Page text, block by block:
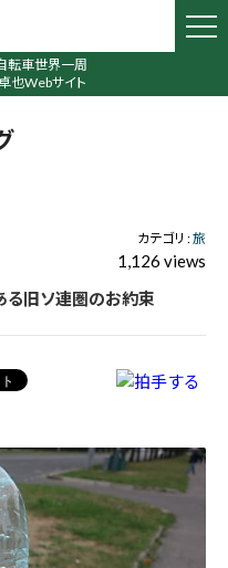
転車世界一周
也Webサイト
カテゴリ :旅
1,126 views
る旧ソ連圏のお約束